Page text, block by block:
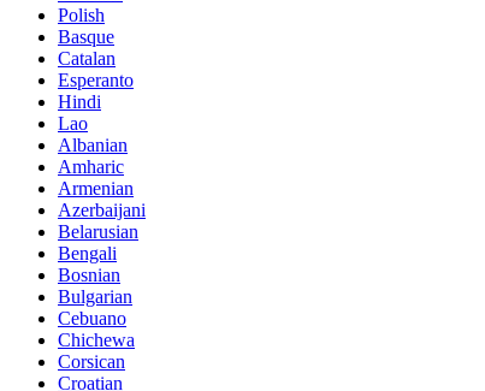
Polish
Basque
Catalan
Esperanto
Hindi
Lao
Albanian
Amharic
Armenian
Azerbaijani
Belarusian
Bengali
Bosnian
Bulgarian
Cebuano
Chichewa
Corsican
Croatian